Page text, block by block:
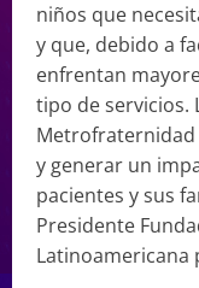
niños que
y que, debido a
enfrentan
tipo de servicios.
Metrofraternidad
y generar un
pacientes y sus
Presidente
Latinoamericana